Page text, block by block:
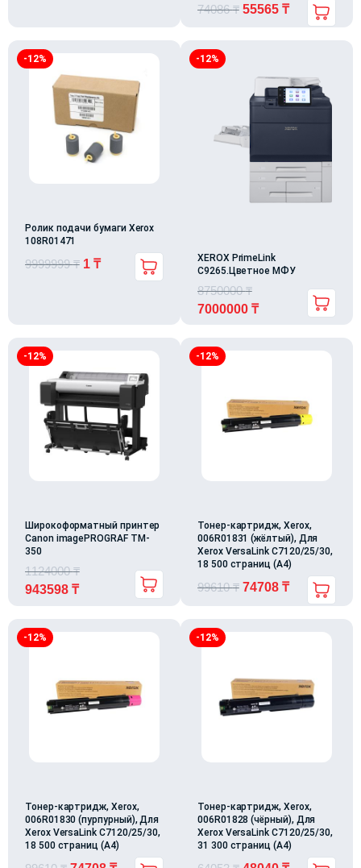
74086₸ 55565 ₸
-12%
Ролик подачи бумаги Xerox
108R01471
9999999₸ 1 ₸
-12%
XEROX PrimeLink
С9265.Цветное МФУ
8750000₸
7000000 ₸
-12%
Широкоформатный принтер
Canon imagePROGRAF TM-
350
1124000₸
943598 ₸
-12%
Тонер-картридж, Xerox,
006R01831 (жёлтый), Для
Xerox VersaLink C7120/25/30,
18 500 страниц (А4)
99610₸ 74708 ₸
-12%
Тонер-картридж, Xerox,
006R01830 (пурпурный), Для
Xerox VersaLink C7120/25/30,
18 500 страниц (А4)
-12%
Тонер-картридж, Xerox,
006R01828 (чёрный), Для
Xerox VersaLink C7120/25/30,
31 300 страниц (А4)